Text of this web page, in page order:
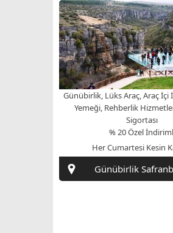
Günübirlik, Lüks Araç, Araç İçi
Yemeği, Rehberlik
Sigortası
% 20 Özel
Her Cumartesi Kesin
Günübirlik